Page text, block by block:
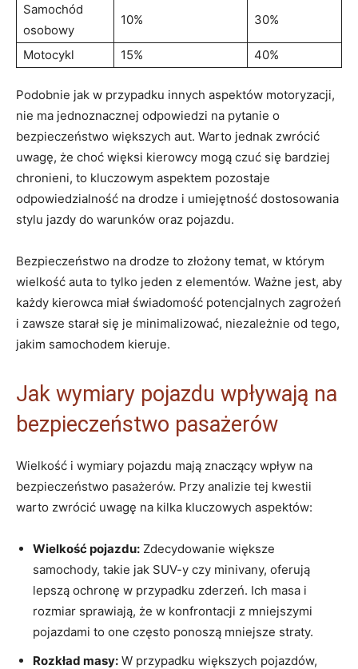
Samochód‌
osobowy
10% 30%
Motocykl 15% 40%
Podobnie ​jak w przypadku innych aspektów motoryzacji,
nie ma jednoznacznej⁤ odpowiedzi na pytanie o
bezpieczeństwo większych aut. Warto‍ jednak zwrócić
uwagę, że choć więksi kierowcy ⁣mogą czuć ​się bardziej ​
chronieni, to kluczowym aspektem pozostaje
⁣odpowiedzialność na drodze i umiejętność dostosowania
stylu jazdy ​do warunków ⁣oraz pojazdu.
Bezpieczeństwo na⁣ drodze ⁣to złożony temat,​ w którym
wielkość auta‍ to tylko jeden z ⁤elementów. ‍Ważne jest, ⁣aby
każdy kierowca miał świadomość potencjalnych zagrożeń
i zawsze starał się je⁢ minimalizować, niezależnie od tego,
jakim⁣ samochodem kieruje.
Jak wymiary pojazdu wpływają ​na
bezpieczeństwo pasażerów
Wielkość ​i wymiary pojazdu​ mają znaczący‌ wpływ na
bezpieczeństwo pasażerów. Przy analizie ⁣tej ⁣kwestii
warto zwrócić‍ uwagę⁢ na kilka kluczowych aspektów:
Wielkość​ pojazdu: Zdecydowanie⁢ większe
samochody, ‍takie jak SUV-y ​czy ⁣minivany, oferują
lepszą ochronę w przypadku zderzeń. Ich masa i
rozmiar sprawiają, że w konfrontacji‌ z mniejszymi
pojazdami to one⁢ często ponoszą mniejsze straty.
Rozkład masy: W‌ przypadku większych​ pojazdów,